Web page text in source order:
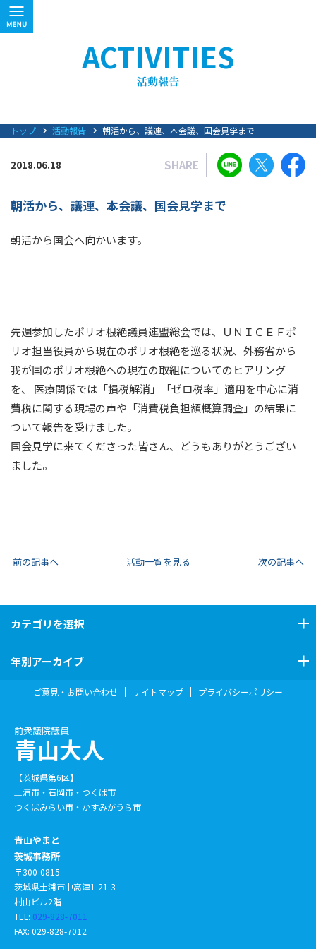
ACTIVITIES
トップ 活動報告 朝活から、議連、本会議、国会見学まで
2018.06.18 SHARE
朝活から、議連、本会議、国会見学まで
朝活から国会へ向かいます。
先週参加したポリオ根絶議員連盟総会では、ＵＮＩＣＥＦポ
リオ担当役員から現在のポリオ根絶を巡る状況、外務省から
我が国のポリオ根絶への現在の取組についてのヒアリング
を、 医療関係では「損税解消」「ゼロ税率」適用を中心に消
費税に関する現場の声や「消費税負担額概算調査」の結果に
ついて報告を受けました。
国会見学に来てくださった皆さん、どうもありがとうござい
ました。
前の記事へ 活動一覧を見る 次の記事へ
カテゴリを選択
年別アーカイブ
前衆議院議員
青山大人
【茨城県第6区】
土浦市・石岡市・つくば市
つくばみらい市・かすみがうら市
青山やまと
茨城事務所
〒300-0815
茨城県土浦市中高津1-21-3
村山ビル2階
TEL: 029-828-7011
FAX: 029-828-7012
ご意見・お問い合わせ サイトマップ プライバシーポリシー